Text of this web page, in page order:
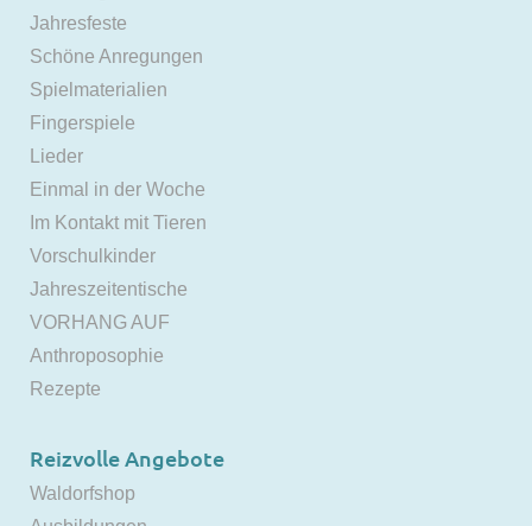
Jahresfeste
Schöne Anregungen
Spielmaterialien
Fingerspiele
Lieder
Einmal in der Woche
Im Kontakt mit Tieren
Vorschulkinder
Jahreszeitentische
VORHANG AUF
Anthroposophie
Rezepte
Reizvolle Angebote
Waldorfshop